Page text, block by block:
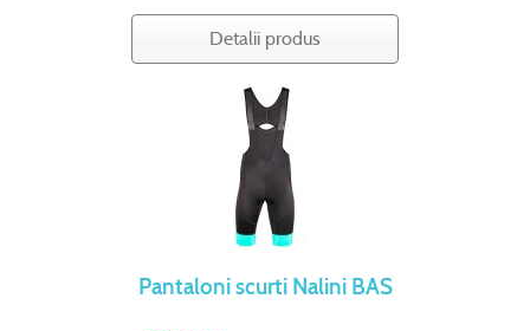
Detalii produs
Pantaloni scurti Nalini BAS